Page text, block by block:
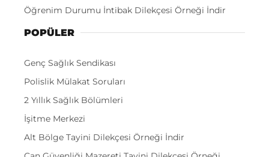
Öğrenim Durumu İntibak Dilekçesi Örneği İndir
POPÜLER
Genç Sağlık Sendikası
Polislik Mülakat Soruları
2 Yıllık Sağlık Bölümleri
İşitme Merkezi
Alt Bölge Tayini Dilekçesi Örneği İndir